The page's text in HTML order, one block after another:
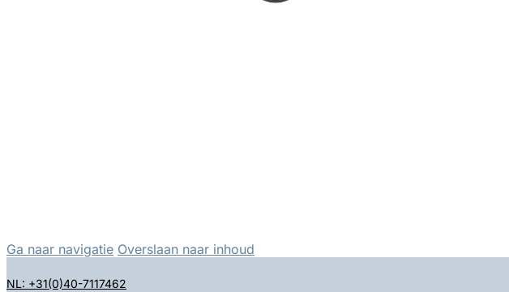
Ga naar navigatie Overslaan naar inhoud
NL: +31(0)40-7117462